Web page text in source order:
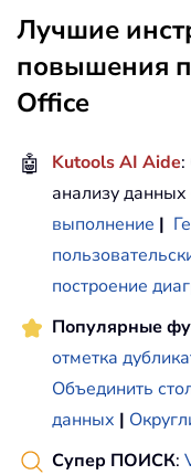
Лучшие
повышения
Office
🤖 Kutools AI Aide
анализу данных
выполнение |
построение
Популярные
отметка
Объединить
данных |
Супер ПОИСК: